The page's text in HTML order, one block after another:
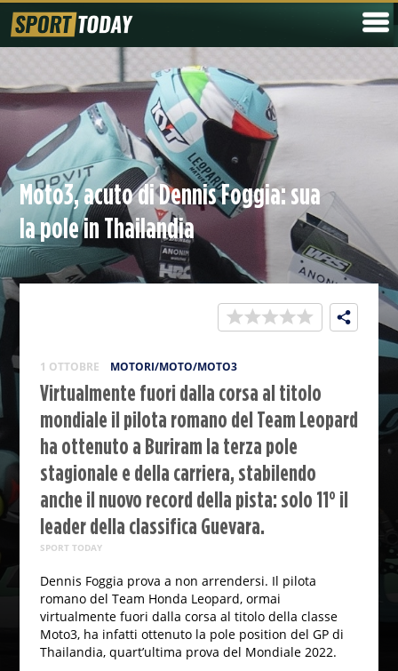
Moto3, acuto di Dennis Foggia: sua
la pole in Thailandia
1 OTTOBRE MOTORI/MOTO/MOTO3
Virtualmente fuori dalla corsa al titolo
mondiale il pilota romano del Team Leopard
ha ottenuto a Buriram la terza pole
stagionale e della carriera, stabilendo
anche il nuovo record della pista: solo 11° il
leader della classifica Guevara.
SPORT TODAY
Dennis Foggia prova a non arrendersi. Il pilota
romano del Team Honda Leopard, ormai
virtualmente fuori dalla corsa al titolo della classe
Moto3, ha infatti ottenuto la pole position del GP di
Thailandia, quart’ultima prova del Mondiale 2022.